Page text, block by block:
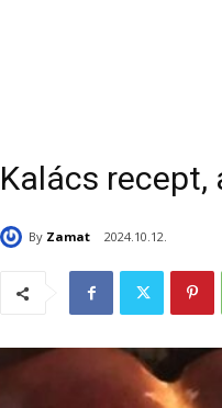
Kalács
By Zamat 2024.10.12.